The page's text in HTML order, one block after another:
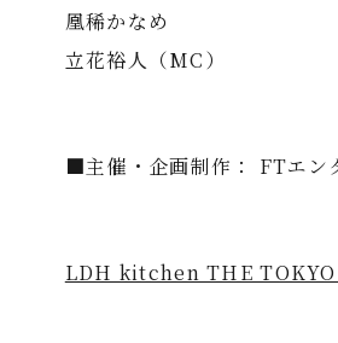
凰稀かなめ
立花裕人（MC）
■主催・企画制作： FTエ
LDH kitchen THE TOKYO